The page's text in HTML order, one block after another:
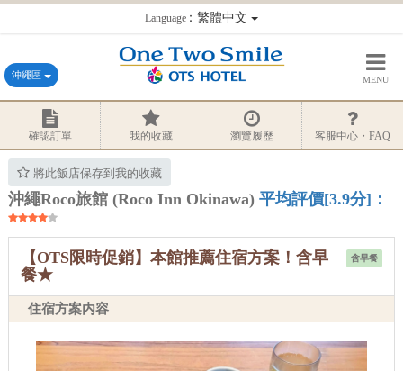
Language：繁體中文
沖繩區 MENU
確認訂單 我的收藏 瀏覽履歷 客服中心・FAQ
將此飯店保存到我的收藏
沖繩Roco旅館 (Roco Inn Okinawa) 平均評價[3.9分]：
含早餐
【OTS限時促銷】本館推薦住宿方案！含早
餐★
住宿方案内容